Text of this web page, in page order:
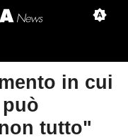
in cui
tutto"